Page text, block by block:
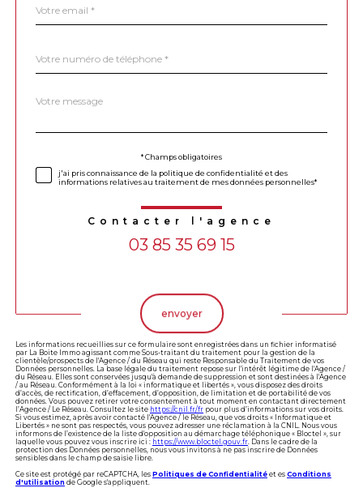
*
*
Fieldset
Message
*
* Champs obligatoires
j'ai pris connaissance de la politique de confidentialité et des
informations relatives au traitement de mes données personnelles*
Contacter l'agence
03 85 35 69 15
envoyer
Les informations recueillies sur ce formulaire sont enregistrées dans un fichier informatisé
par La Boite Immo agissant comme Sous-traitant du traitement pour la gestion de la
clientèle/prospects de l'Agence / du Réseau qui reste Responsable du Traitement de vos
Données personnelles. La base légale du traitement repose sur l'intérêt légitime de l'Agence /
du Réseau. Elles sont conservées jusqu'à demande de suppression et sont destinées à l'Agence
/ au Réseau. Conformément à la loi « informatique et libertés », vous disposez des droits
d’accès, de rectification, d’effacement, d’opposition, de limitation et de portabilité de vos
données. Vous pouvez retirer votre consentement à tout moment en contactant directement
l’Agence / Le Réseau. Consultez le site https://cnil.fr/fr pour plus d’informations sur vos droits.
Si vous estimez, après avoir contacté l'Agence / le Réseau, que vos droits « Informatique et
Libertés » ne sont pas respectés, vous pouvez adresser une réclamation à la CNIL. Nous vous
informons de l’existence de la liste d'opposition au démarchage téléphonique « Bloctel », sur
laquelle vous pouvez vous inscrire ici : https://www.bloctel.gouv.fr. Dans le cadre de la
protection des Données personnelles, nous vous invitons à ne pas inscrire de Données
sensibles dans le champ de saisie libre.
Ce site est protégé par reCAPTCHA, les Politiques de Confidentialité et es Conditions
d'utilisation de Google s'appliquent.